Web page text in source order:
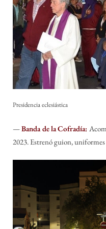
Presidencia eclesiástica
—Banda de la Cofradía:
2023. Estrenó guion,